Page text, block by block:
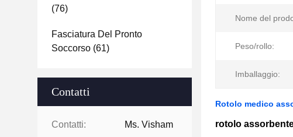
(76)
Fasciatura Del Pronto
Soccorso (61)
Contatti
Contatti: Ms. Visham
Nome del
Peso/rollo:
Imballaggio:
Rotolo medico
rotolo